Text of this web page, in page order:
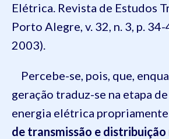
Elétrica. Revista de Estudos
Porto Alegre, v. 32, n. 3, p.
2003).
Percebe-se, pois, que,
geração traduz-se na etapa
energia elétrica
de transmissão e distribuição